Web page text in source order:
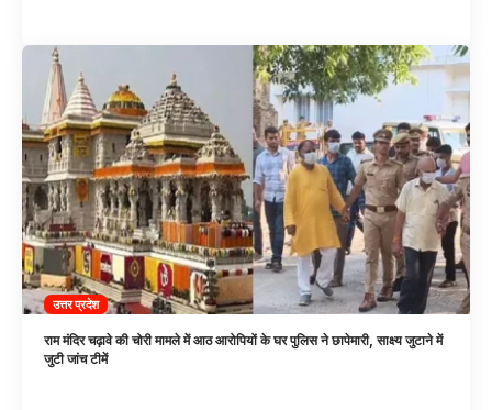
उत्तर प्रदेश
राम मंदिर चढ़ावे की चोरी मामले में आठ आरोपियों के घर पुलिस ने छापेमारी, साक्ष्य जुटाने में
जुटी जांच टीमें